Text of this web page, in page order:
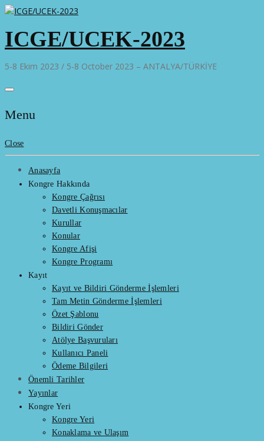
Skip
content
ICGE/UCEK-2023
5-8 Ekim 2023 / 5-8 October 2023 – ANTALYA/TÜRKİYE
Menu
Close
Anasayfa
Kongre Hakkında
Kongre Çağrısı
Davetli Konuşmacılar
Kurullar
Konular
Kongre Afişi
Kongre Programı
Kayıt
Kayıt ve Bildiri Gönderme İşlemleri
Tam Metin Gönderme İşlemleri
Özet Şablonu
Bildiri Gönder
Atölye Başvuruları
Kullanıcı Paneli
Ödeme Bilgileri
Önemli Tarihler
Yayınlar
Kongre Yeri
Kongre Yeri
Konaklama ve Ulaşım